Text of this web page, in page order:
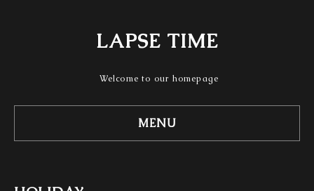
LAPSE TIME
Welcome to our homepage
MENU